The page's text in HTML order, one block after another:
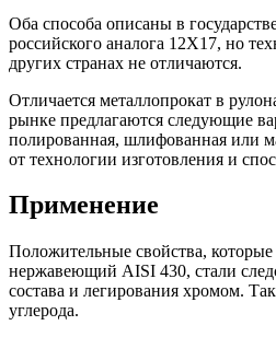
Оба способа описаны в
российского аналога 12Х17, но
других странах не отличаются.
Отличается металлопрокат в
рынке предлагаются следующие
полированная, шлифованная или
от технологии изготовления и
Применение
Положительные свойства,
нержавеющий AISI 430, стали
состава и легирования хромом.
углерода.